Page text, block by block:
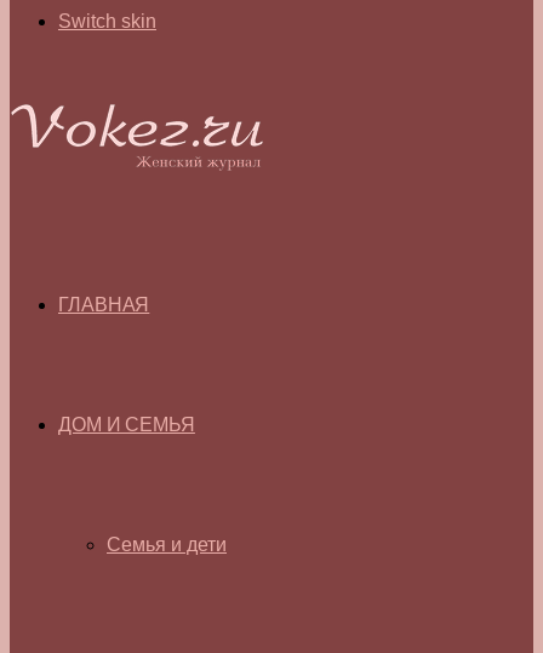
Switch skin
ГЛАВНАЯ
ДОМ И СЕМЬЯ
Семья и дети